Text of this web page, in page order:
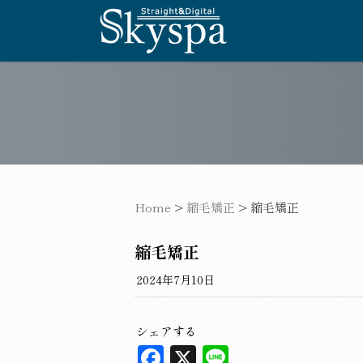
Home > 縮毛矯正 > 縮毛矯正
縮毛矯正
2024年7月10日
シェアする